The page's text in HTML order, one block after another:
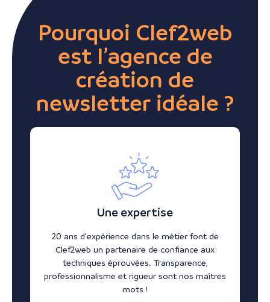
Pourquoi Clef2web
est l’agence de
création de
newsletter idéale ?
Une expertise
20 ans d’expérience dans le métier font de
Clef2web un partenaire de confiance aux
techniques éprouvées. Transparence,
professionnalisme et rigueur sont nos maîtres
mots !